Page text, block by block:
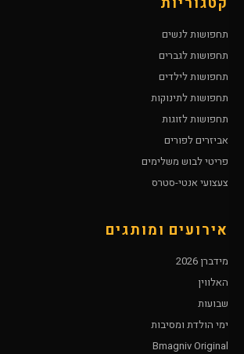
קטגוריות
תחפושות לנשים
תחפושות לגברים
תחפושות לילדים
תחפושות לתינוקות
תחפושות לזוגות
אביזרים לפורים
פריטי לבוש משלימים
צעצועי אנטי-סטרס
אירועים ומותגים
מידברן 2026
האלווין
שבועות
ימי הולדת ומסיבות
Bmagniv Original